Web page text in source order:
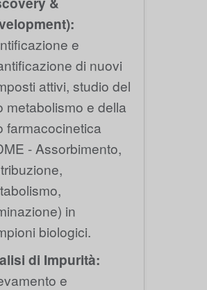
e
di nuovi
attivi, studio del
metabolismo e della
farmacocinetica
- Assorbimento,
in
biologici.
di Impurità:
e